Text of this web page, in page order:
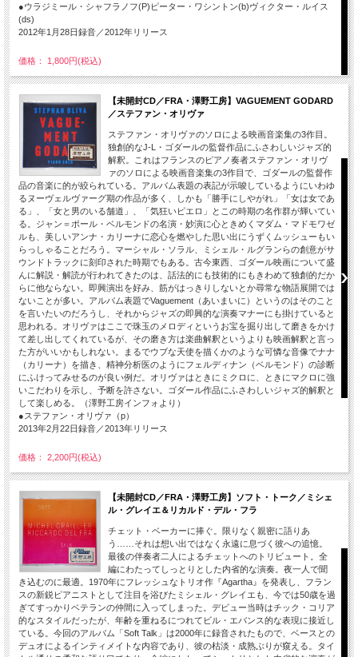
●ウラジミール・シャフラノフ(P)ピーター・ワシントン(b)ヴィクター・ルイス
(ds)
2012年1月28日録音／2012年リリース
価格： 1,800円(税込)
【未開封CD／FRA・澤野工房】VAGUEMENT GODARD
／ステファン・オリヴァ
ステファン・オリヴァのソロによる映画音楽集の3作目。
独創的なJ-L・ゴダールの監督作品にふさわしいジャズ的
解釈。これはフランスのピアノ奏者ステファン・オリヴ
ァのソロによる映画音楽集の3作目で、ゴダールの監督作
品の音楽に的が絞られている。アルバム表題の表記が示唆しているようにいわゆ
るヌーヴェルヴァーグ期の作品が多く、しかも「勝手にしやがれ」「女は女であ
る」、「女と男のいる舗道」、「気狂いピエロ」とこの時期の名作群が輝いてい
る。ジャン＝ポール・ベルモンドの名演・妙演に心ときめくマダム・マドモワゼ
ルも、美しいアンナ・カリーナに恋心を燃やした思い出にうずくムッシューもい
らっしゃることだろう。マーシャル・ソラル、ミシェル・ルグランらの創意がサ
ウンドトラックに刻印された時期でもある。古今東西、ゴダール映画について盛
んに解説・解読が行われてきたのは、話法的にも技術的にもきわめて独創的だか
らに他ならない。即興演出を好み、筋がはっきりしないとか尋常な物語展開では
ないことが多い。アルバム表題でVaguement（あいまいに）というのはそのこと
を言いたいのだろうし、それからジャズの即興的な演奏マナーにも掛けていると
思われる。オリヴァはここで珠玉のメロディというお宝を掘り出して磨きをかけ
て差し出してくれているが、その磨き方は楽曲解釈というよりも映画解釈と言っ
た方がいいかもしれない。まるでウブな天使を描くかのような可憐な音像でナナ
（カリーナ）を描き、精神分析医のようにフェルディナン（ベルモンド）の診断
にふけってみせるのが良い例だ。オリヴァはときにミクロに、ときにマクロに強
いこだわりを示し、予断を許さない。ゴダール作品にふさわしいジャズ的解釈と
して楽しめる。（澤野工房インフォより）
●ステファン・オリヴァ（p）
2013年2月22日録音／2013年リリース
価格： 2,200円(税込)
【未開封CD／FRA・澤野工房】ソフト・トーク／ミシェ
ル・グレイエ＆リカルド・デル・フラ
チェット・ベーカーに捧ぐ。限りなく親密に語りあ
う……それは想い出ではなく永遠に息づく彼への追憶。
最後の伴奏者二人によるチェットへのトリビュート。全
編にわたってしっとりとした内省的な演奏。夜一人で聞
き込むのに最適。1970年にフレッシュなトリオ作『Agartha』を発表し、フラン
スの新鋭ピアニストとして注目を浴びたミシェル・グレイエも、今では50歳を過
ぎてすっかりベテランの仲間に入ってしまった。デビュー当時はチック・コリア
的なスタイルだったが、年齢を重ねるにつれてビル・エバンス的な表現に接近し
ている。今回のアルバム「Soft Talk」は2000年に録音されたもので、ベースとの
デュオによるインティメイトな内容であり、彼の枯淡・成熟ぶりが窺える。タイ